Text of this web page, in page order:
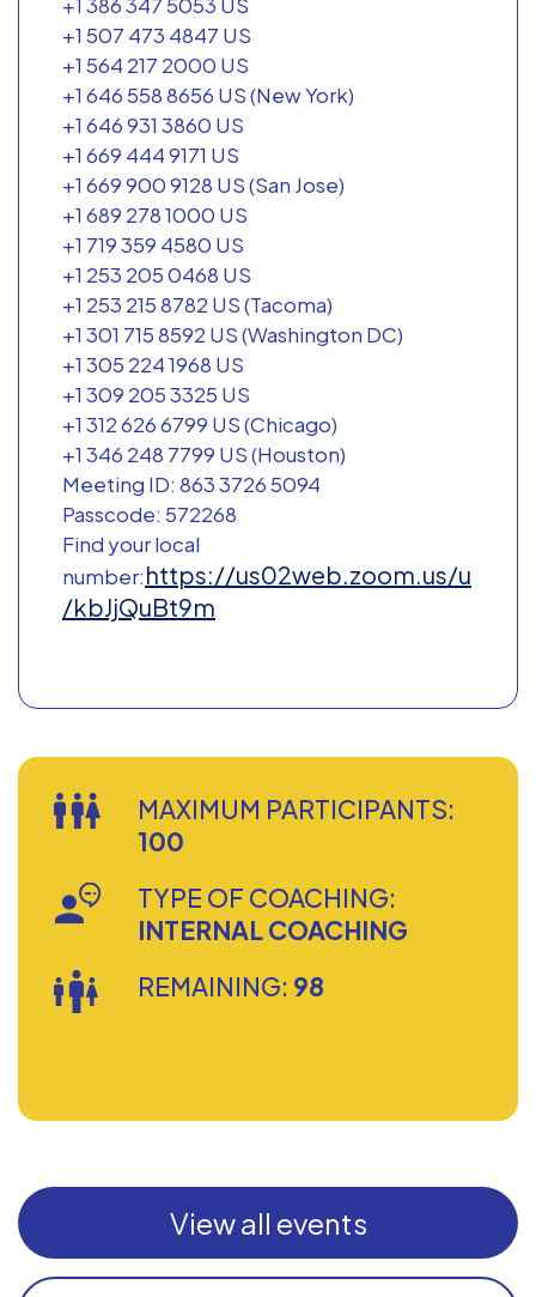
+1 507 473 4847 US
+1 564 217 2000 US
+1 646 558 8656 US (New York)
+1 646 931 3860 US
+1 669 444 9171 US
+1 669 900 9128 US (San Jose)
+1 689 278 1000 US
+1 719 359 4580 US
+1 253 205 0468 US
+1 253 215 8782 US (Tacoma)
+1 301 715 8592 US (Washington DC)
+1 305 224 1968 US
+1 309 205 3325 US
+1 312 626 6799 US (Chicago)
+1 346 248 7799 US (Houston)
Meeting ID: 863 3726 5094
Passcode: 572268
Find your local
number:https://us02web.zoom.us/u
/kbJjQuBt9m
MAXIMUM PARTICIPANTS:
100
TYPE OF COACHING:
INTERNAL COACHING
REMAINING: 98
View all events